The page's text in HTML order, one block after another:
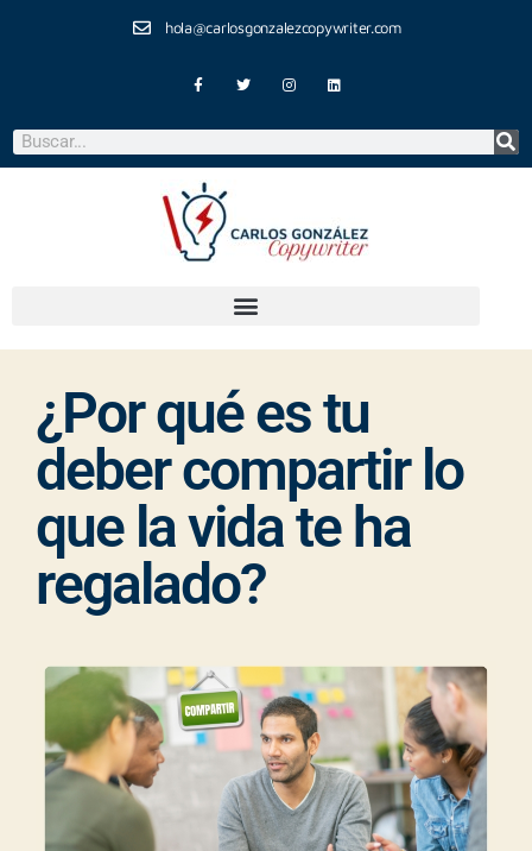
hola@carlosgonzalezcopywriter.com
¿Por qué es tu
deber compartir lo
que la vida te ha
regalado?